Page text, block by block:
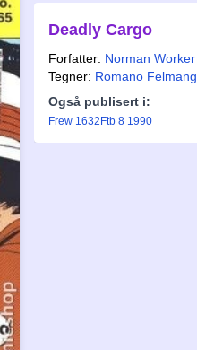
Deadly Cargo
Forfatter: Norman Worker
Tegner: Romano Felmang
Også publisert i:
Frew 1632 Ftb 8 1990